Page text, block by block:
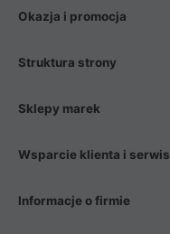
Okazja i promocja
Struktura strony
Sklepy marek
Wsparcie klienta i serwis
Informacje o firmie